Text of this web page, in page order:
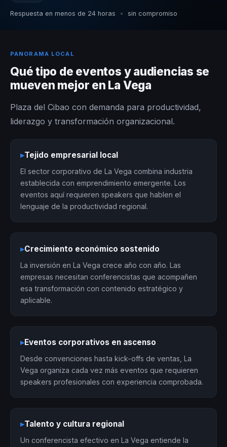
Respuesta en menos de 24 horas • sin compromiso
PANORAMA LOCAL
Qué tipo de eventos y audiencias se
mueven mejor en La Vega
Plaza del Cibao con demanda para productividad,
liderazgo y transformación organizacional.
▸Tejido empresarial local
El sector corporativo de La Vega combina industria
establecida con emprendimiento emergente. Los
eventos aquí requieren speakers que hablen el
lenguaje de la productividad regional.
▸Crecimiento económico sostenido
La inversión en La Vega crece año con año. Las
empresas necesitan conferencistas que acompañen
esa transformación con contenido estratégico y
aplicable.
▸Eventos corporativos en ascenso
Desde convenciones hasta kick-offs de ventas, La
Vega organiza cada vez más eventos que requieren
speakers profesionales con experiencia comprobada.
▸Talento y cultura regional
Un conferencista efectivo en La Vega entiende la